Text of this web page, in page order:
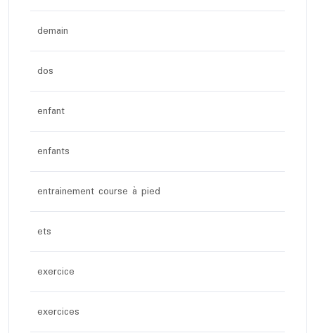
demain
dos
enfant
enfants
entrainement course à pied
ets
exercice
exercices